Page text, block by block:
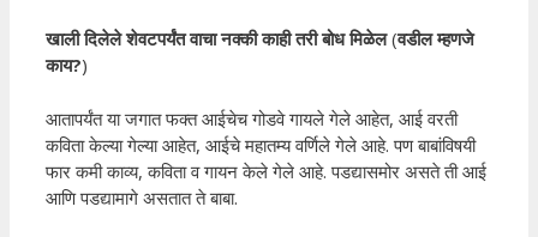
खाली दिलेले शेवटपर्यंत वाचा नक्की काही तरी बोध मिळेल(वडील म्हणजे
काय?)
आतापर्यंत या जगात फक्त आईचेच गोडवे गायले गेले आहेत, आई वरती
कविता केल्या गेल्या आहेत, आईचे महातम्य वर्णिले गेले आहे. पण बाबांविषयी
फार कमी काव्य, कविता व गायन केले गेले आहे. पडद्यासमोर असते ती आई
आणि पडद्यामागे असतात ते बाबा.